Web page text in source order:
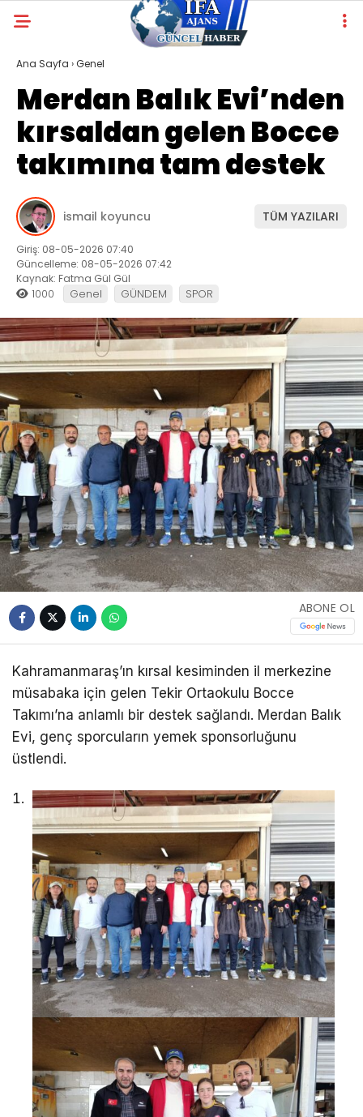
Ana Sayfa ›Genel
Merdan Balık Evi’nden
kırsaldan gelen Bocce
takımına tam destek
ismail koyuncu TÜM YAZILARI
Giriş: 08-05-2026 07:40
Güncelleme: 08-05-2026 07:42
Kaynak: Fatma Gül Gül
1000 Genel GÜNDEM SPOR
ABONE OL
Kahramanmaraş’ın kırsal kesiminden il merkezine
müsabaka için gelen Tekir Ortaokulu Bocce
Takımı’na anlamlı bir destek sağlandı. Merdan Balık
Evi, genç sporcuların yemek sponsorluğunu
üstlendi.